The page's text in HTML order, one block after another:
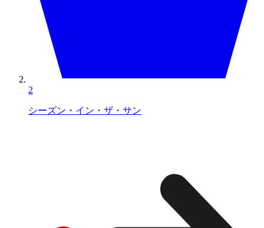
2
シーズン・イン・ザ・サン